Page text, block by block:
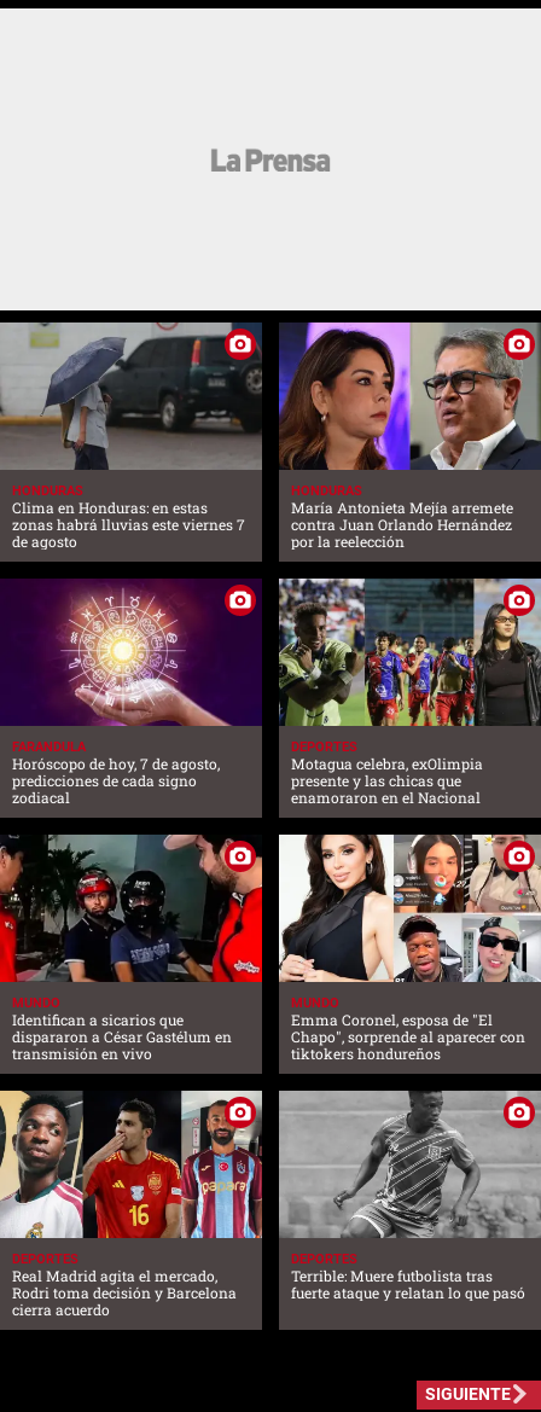
HONDURAS
Clima en Honduras: en estas
zonas habrá lluvias este viernes 7
de agosto
HONDURAS
María Antonieta Mejía arremete
contra Juan Orlando Hernández
por la reelección
FARANDULA
Horóscopo de hoy, 7 de agosto,
predicciones de cada signo
zodiacal
DEPORTES
Motagua celebra, exOlimpia
presente y las chicas que
enamoraron en el Nacional
MUNDO
Identifican a sicarios que
dispararon a César Gastélum en
transmisión en vivo
MUNDO
Emma Coronel, esposa de "El
Chapo", sorprende al aparecer con
tiktokers hondureños
DEPORTES
Real Madrid agita el mercado,
Rodri toma decisión y Barcelona
cierra acuerdo
DEPORTES
Terrible: Muere futbolista tras
fuerte ataque y relatan lo que pasó
SIGUIENTE